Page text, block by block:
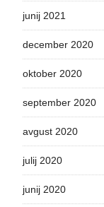
junij 2021
december 2020
oktober 2020
september 2020
avgust 2020
julij 2020
junij 2020